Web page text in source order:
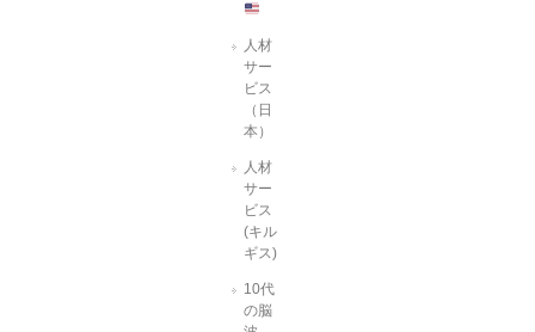
人材
サー
ビス
（日
本）
人材
サー
ビス
(キル
ギス)
10代
の脳